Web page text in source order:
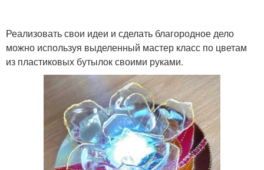
Реализовать свои идеи и сделать благородное дело
можно используя выделенный мастер класс по цветам
из пластиковых бутылок своими руками.